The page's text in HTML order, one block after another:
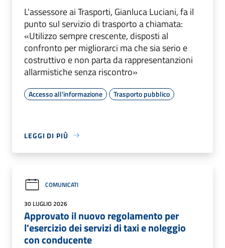
L'assessore ai Trasporti, Gianluca Luciani, fa il
punto sul servizio di trasporto a chiamata:
«Utilizzo sempre crescente, disposti al
confronto per migliorarci ma che sia serio e
costruttivo e non parta da rappresentanzioni
allarmistiche senza riscontro»
Accesso all'informazione Trasporto pubblico
LEGGI DI PIÙ
COMUNICATI
30 LUGLIO 2026
Approvato il nuovo regolamento per
l'esercizio dei servizi di taxi e noleggio
con conducente